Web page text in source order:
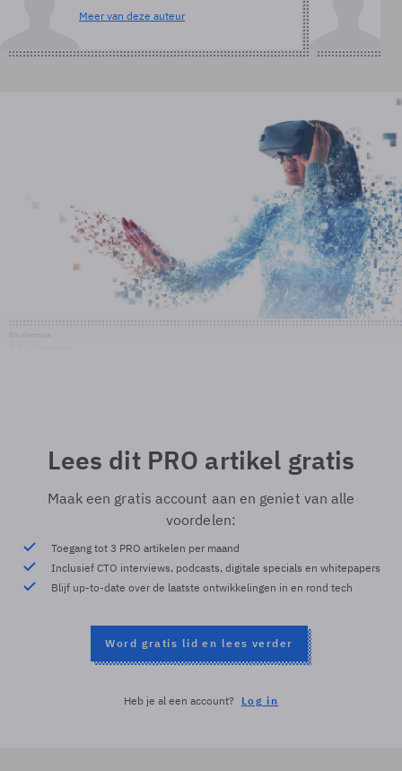
Meer van deze auteur
Lees dit PRO artikel gratis
Maak een gratis account aan en geniet van alle
voordelen:
Toegang tot 3 PRO artikelen per maand
Inclusief CTO interviews, podcasts, digitale specials en whitepapers
Blijf up-to-date over de laatste ontwikkelingen in en rond tech
Word gratis lid en lees verder
Heb je al een account? Log in